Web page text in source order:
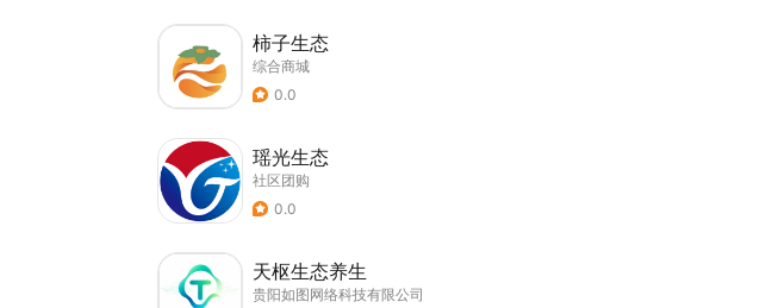
柿子生态
综合商城
0.0
瑶光生态
社区团购
0.0
天枢生态养生
贵阳如图网络科技有限公司